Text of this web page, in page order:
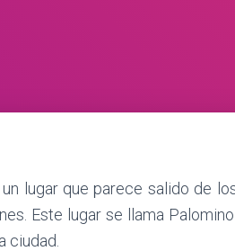
lugar que parece salido de
Este lugar se llama
ciudad.